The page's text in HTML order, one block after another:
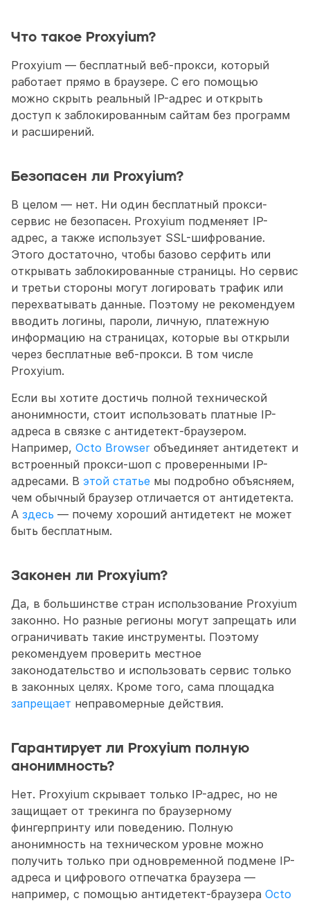
Что такое Proxyium?
Proxyium — бесплатный веб-прокси, который
работает прямо в браузере. С его помощью
можно скрыть реальный IP-адрес и открыть
доступ к заблокированным сайтам без программ
и расширений.
Безопасен ли Proxyium?
В целом — нет. Ни один бесплатный прокси-
сервис не безопасен. Proxyium подменяет IP-
адрес, а также использует SSL-шифрование.
Этого достаточно, чтобы базово серфить или
открывать заблокированные страницы. Но сервис
и третьи стороны могут логировать трафик или
перехватывать данные. Поэтому не рекомендуем
вводить логины, пароли, личную, платежную
информацию на страницах, которые вы открыли
через бесплатные веб-прокси. В том числе
Proxyium.
Если вы хотите достичь полной технической
анонимности, стоит использовать платные IP-
адреса в связке с антидетект-браузером.
Например, Octo Browser объединяет антидетект и
встроенный прокси-шоп с проверенными IP-
адресами. В этой статье мы подробно объясняем,
чем обычный браузер отличается от антидетекта.
А здесь — почему хороший антидетект не может
быть бесплатным.
Законен ли Proxyium?
Да, в большинстве стран использование Proxyium
законно. Но разные регионы могут запрещать или
ограничивать такие инструменты. Поэтому
рекомендуем проверить местное
законодательство и использовать сервис только
запрещает неправомерные действия.
Гарантирует ли Proxyium полную
анонимность?
Нет. Proxyium скрывает только IP-адрес, но не
защищает от трекинга по браузерному
фингерпринту или поведению. Полную
анонимность на техническом уровне можно
получить только при одновременной подмене IP-
адреса и цифрового отпечатка браузера —
например, с помощью антидетект-браузера Octo